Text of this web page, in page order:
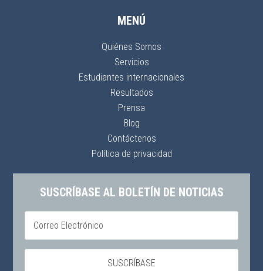
MENÚ
Quiénes Somos
Servicios
Estudiantes internacionales
Resultados
Prensa
Blog
Contáctenos
Política de privacidad
SUSCRÍBASE AL BOLETÍN DE NOTICIAS